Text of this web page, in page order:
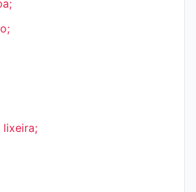
lixeira;